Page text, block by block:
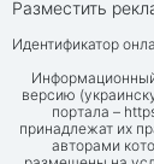
Разместить
Идентификатор
версию
портала –
принадлежат их
авторами